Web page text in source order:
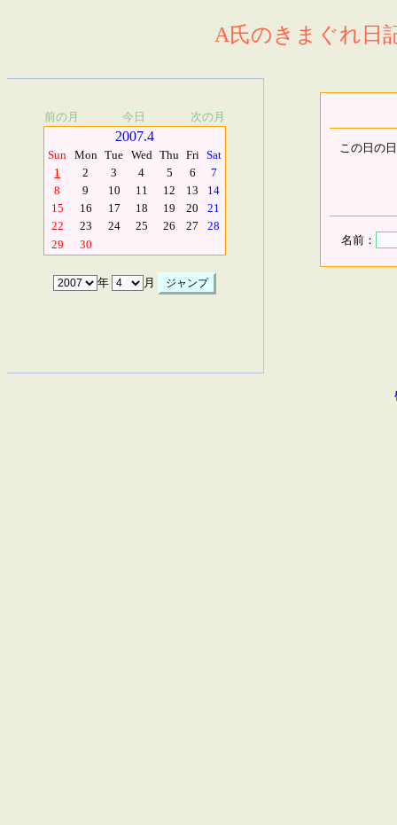
A氏のきまぐれ日
前の月 今日 次の月
2007.4
Sun Mon Tue Wed Thu Fri Sat
1
2 3 4 5 6
7
8
9 10 11 12 13
14
15
16 17 18 19 20
21
22
23 24 25 26 27
28
29
30
年 月
この日の
名前：